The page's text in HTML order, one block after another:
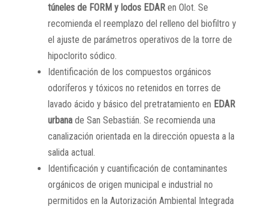
túneles de FORM y lodos EDAR en Olot. Se
recomienda el reemplazo del relleno del biofiltro y
el ajuste de parámetros operativos de la torre de
hipoclorito sódico.
Identificación de los compuestos orgánicos
odoríferos y tóxicos no retenidos en torres de
lavado ácido y básico del pretratamiento en EDAR
urbana de San Sebastián. Se recomienda una
canalización orientada en la dirección opuesta a la
salida actual.
Identificación y cuantificación de contaminantes
orgánicos de origen municipal e industrial no
permitidos en la Autorización Ambiental Integrada